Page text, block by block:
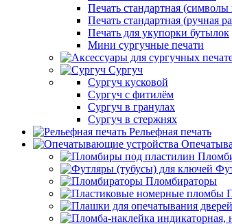
Печать стандартная
Печать стандартная (ручная
Печать для укупорки бутылок
Мини сургучные печати
Сургуч
Сургуч кусковой
Сургуч с фитилём
Сургуч в гранулах
Сургуч в стержнях
Рельефная печать
Пломбираторы